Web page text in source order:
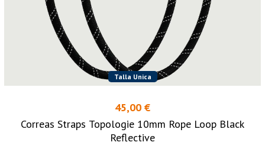
Talla Unica
45,00 €
Correas Straps Topologie 10mm Rope Loop Black
Reflective